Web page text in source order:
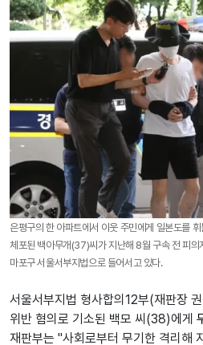
은평구의 한 아파트에서 이웃 주민에게 일본도를
체포된 백아무개(37)씨가 지난해 8월 구속 전 피
마포구 서울서부지법으로 들어서고 있다.
서울서부지법 형사합의12부(재판장
위반 혐의로 기소된 백모 씨(38)에게
재판부는 "사회로부터 무기한 격리해